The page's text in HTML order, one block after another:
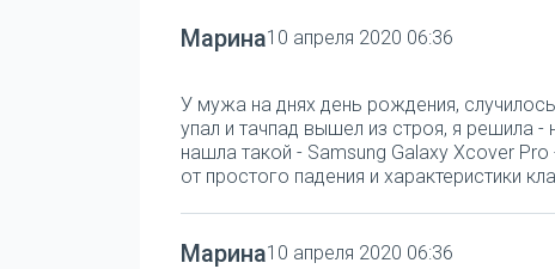
Марина10 апреля 2020 06:36
У мужа на днях день рождения,
упал и тачпад вышел из строя, я решила
нашла такой - Samsung Galaxy Xcover
от простого падения и характеристики
Марина10 апреля 2020 06:36